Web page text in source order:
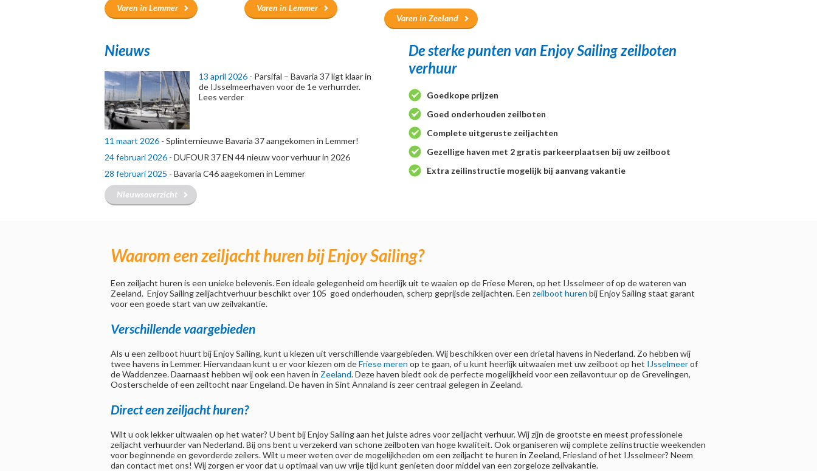
Varen in Lemmer Varen in Lemmer
Varen in Zeeland
Nieuws
13 april 2026 - Parsifal – Bavaria 37 ligt klaar in
de IJsselmeerhaven voor de 1e verhurrder.
Lees verder
11 maart 2026 - Splinternieuwe Bavaria 37 aangekomen in Lemmer!
24 februari 2026 - DUFOUR 37 EN 44 nieuw voor verhuur in 2026
28 februari 2025 - Bavaria C46 aagekomen in Lemmer
Nieuwsoverzicht
De sterke punten van Enjoy Sailing zeilboten
verhuur
Goedkope prijzen
Goed onderhouden zeilboten
Complete uitgeruste zeiljachten
Gezellige haven met 2 gratis parkeerplaatsen bij uw zeilboot
Extra zeilinstructie mogelijk bij aanvang vakantie
Waarom een zeiljacht huren bij Enjoy Sailing?
Een zeiljacht huren is een unieke belevenis. Een ideale gelegenheid om heerlijk uit te waaien op de Friese Meren, op het IJsselmeer of op de wateren van
Zeeland. Enjoy Sailing zeiljachtverhuur beschikt over 105 goed onderhouden, scherp geprijsde zeiljachten. Een zeilboot huren bij Enjoy Sailing staat garant
voor een goede start van uw zeilvakantie.
Verschillende vaargebieden
Als u een zeilboot huurt bij Enjoy Sailing, kunt u kiezen uit verschillende vaargebieden. Wij beschikken over een drietal havens in Nederland. Zo hebben wij
twee havens in Lemmer. Hiervandaan kunt u er voor kiezen om deFriese meren op te gaan, of u kunt heerlijk uitwaaien met uw zeilboot op het IJsselmeerof
de Waddenzee. Daarnaast hebben wij ook een haven in Zeeland. Deze haven biedt ook de perfecte mogelijkheid voor een zeilavontuur op de Grevelingen,
Oosterschelde of een zeiltocht naar Engeland. De haven in Sint Annaland is zeer centraal gelegen in Zeeland.
Direct een zeiljacht huren?
Wilt u ook lekker uitwaaien op het water? U bent bij Enjoy Sailing aan het juiste adres voor zeiljacht verhuur. Wij zijn de grootste en meest professionele
zeiljacht verhuurder van Nederland. Bij ons bent u verzekerd van schone zeilboten van hoge kwaliteit. Ook organiseren wij complete zeilinstructie weekenden
voor beginnende en gevorderde zeilers. Wilt u meer weten over de mogelijkheden om een zeiljacht te huren in Zeeland, Friesland of het IJsselmeer? Neem
dan contact met ons! Wij zorgen er voor dat u optimaal van uw vrije tijd kunt genieten door middel van een zorgeloze zeilvakantie.